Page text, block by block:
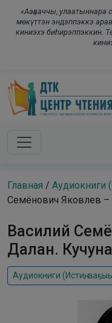
«Ааҕааччы, улаатыннара
мөкүттэн эндэппэккэ
киниэхэ биһирэппэккин.
Skip to main content
Главная / Аудиокниги
Семёнович Яковлев –
Василий
Далан.
Аудиокниги (Истиҥ,